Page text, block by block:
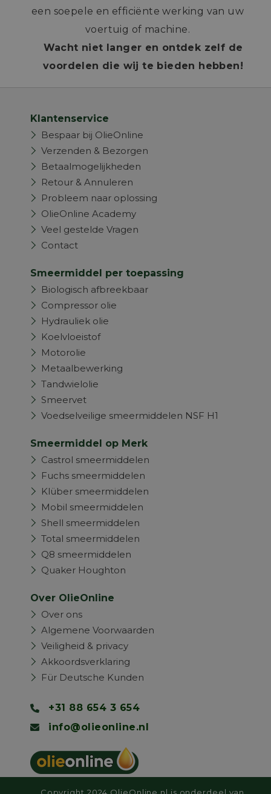
een soepele en efficiënte werking van uw
voertuig of machine.
Wacht niet langer en ontdek zelf de
voordelen die wij te bieden hebben!
Klantenservice
Bespaar bij OlieOnline
Verzenden & Bezorgen
Betaalmogelijkheden
Retour & Annuleren
Probleem naar oplossing
OlieOnline Academy
Veel gestelde Vragen
Contact
Smeermiddel per toepassing
Biologisch afbreekbaar
Compressor olie
Hydrauliek olie
Koelvloeistof
Motorolie
Metaalbewerking
Tandwielolie
Smeervet
Voedselveilige smeermiddelen NSF H1
Smeermiddel op Merk
Castrol smeermiddelen
Fuchs smeermiddelen
Klüber smeermiddelen
Mobil smeermiddelen
Shell smeermiddelen
Total smeermiddelen
Q8 smeermiddelen
Quaker Houghton
Over OlieOnline
Over ons
Algemene Voorwaarden
Veiligheid & privacy
Akkoordsverklaring
Für Deutsche Kunden
+31 88 654 3 654
info@olieonline.nl